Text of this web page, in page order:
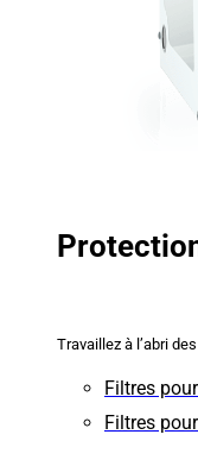
Travaillez à l’abri
Filtres
Filtres